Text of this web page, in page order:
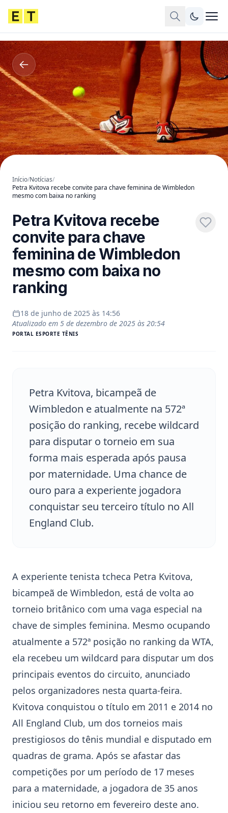
Início/Notícias/
Petra Kvitova recebe convite para chave feminina de Wimbledon
mesmo com baixa no ranking
Petra Kvitova recebe
convite para chave
feminina de Wimbledon
mesmo com baixa no
ranking
18 de junho de 2025 às 14:56
Atualizado em 5 de dezembro de 2025 às 20:54
PORTAL ESPORTE TÊNIS
Petra Kvitova, bicampeã de
Wimbledon e atualmente na 572ª
posição do ranking, recebe wildcard
para disputar o torneio em sua
forma mais esperada após pausa
por maternidade. Uma chance de
ouro para a experiente jogadora
conquistar seu terceiro título no All
England Club.
A experiente tenista tcheca Petra Kvitova,
bicampeã de Wimbledon, está de volta ao
torneio britânico com uma vaga especial na
chave de simples feminina. Mesmo ocupando
atualmente a 572ª posição no ranking da WTA,
ela recebeu um wildcard para disputar um dos
principais eventos do circuito, anunciado
pelos organizadores nesta quarta-feira.
Kvitova conquistou o título em 2011 e 2014 no
All England Club, um dos torneios mais
prestigiosos do tênis mundial e disputado em
quadras de grama. Após se afastar das
competições por um período de 17 meses
para a maternidade, a jogadora de 35 anos
iniciou seu retorno em fevereiro deste ano.